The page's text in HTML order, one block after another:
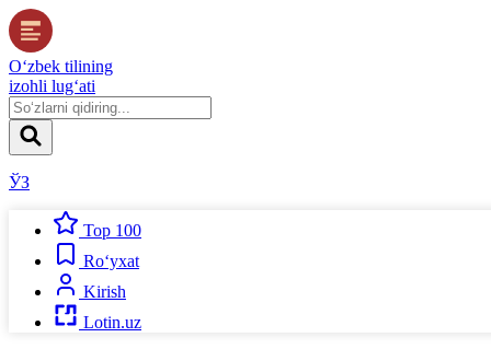
O‘zbek tilining
izohli lug‘ati
ЎЗ
Top 100
Ro‘yxat
Kirish
Lotin.uz